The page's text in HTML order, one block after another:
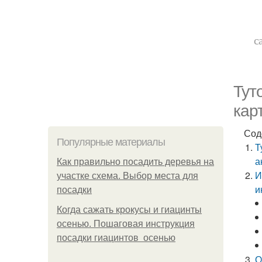
Популярные материалы
Как правильно посадить деревья на
участке схема. Выбор места для
посадки
Когда сажать крокусы и гиацинты
осенью. Пошаговая инструкция
посадки гиацинтов осенью